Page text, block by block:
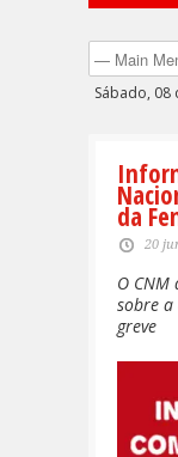
Sábado, 08
da
20
O CNM
sobre a
greve